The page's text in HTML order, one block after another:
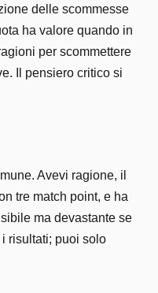
delle scommesse
ha valore quando in
per scommettere
Il pensiero critico si
Avevi ragione, il
tre match point, e ha
ma devastante se
risultati; puoi solo